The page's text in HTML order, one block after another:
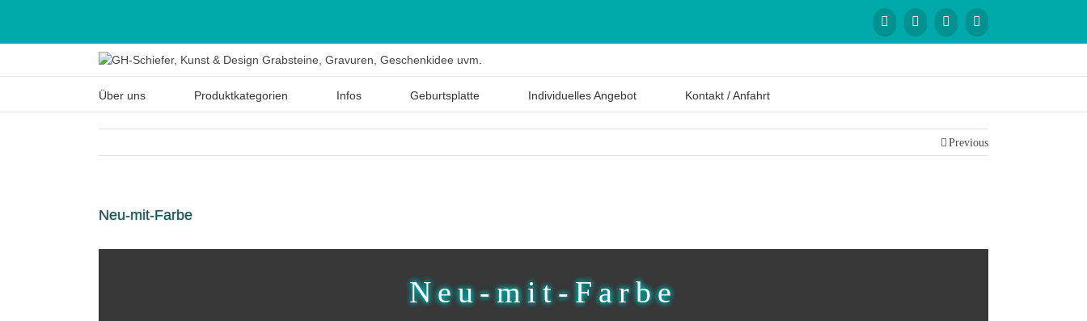
Über uns Produktkategorien Infos Geburtsplatte Individuelles Angebot Kontakt / Anfahrt
Previous
Neu-mit-Farbe
Neu-mit-Farbe